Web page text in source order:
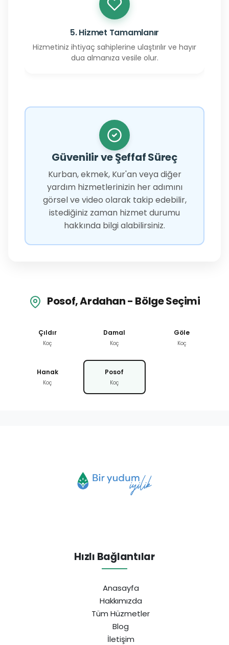
5. Hizmet Tamamlanır
Hizmetiniz ihtiyaç sahiplerine ulaştırılır ve hayır
dua almanıza vesile olur.
Güvenilir ve Şeffaf Süreç
Kurban, ekmek, Kur'an veya diğer
yardım hizmetlerinizin her adımını
görsel ve video olarak takip edebilir,
istediğiniz zaman hizmet durumu
hakkında bilgi alabilirsiniz.
Posof, Ardahan - Bölge Seçimi
Çıldır
Koç
Damal
Koç
Göle
Koç
Hanak
Koç
Posof
Koç
Hızlı Bağlantılar
Anasayfa
Hakkımızda
Tüm Hüzmetler
Blog
İletişim